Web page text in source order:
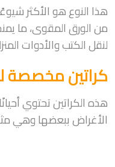
هذا النوع هو الأكثر
من الورق المقوى، ما
لنقل الكتب والأدوات
كراتين مخصصة
هذه الكراتين تحتوي
الأغراض ببعضها وهي